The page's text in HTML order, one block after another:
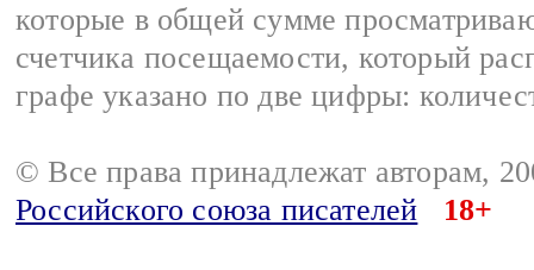
которые в общей сумме
счетчика посещаемости, который
графе указано по две цифры:
© Все права принадлежат авторам,
Российского союза писателей
18+